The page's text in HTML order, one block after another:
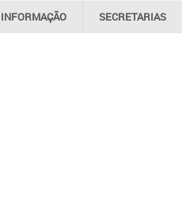
INFORMAÇÃO SECRETARIAS